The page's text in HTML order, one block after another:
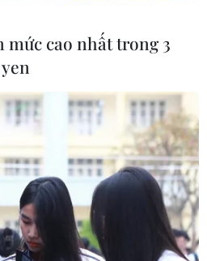
tăng cường biện
dịch COVID-19
19 bùng phát, Paraguay đã
biên giới, Mexico ngừng
mức cao nhất trong 3